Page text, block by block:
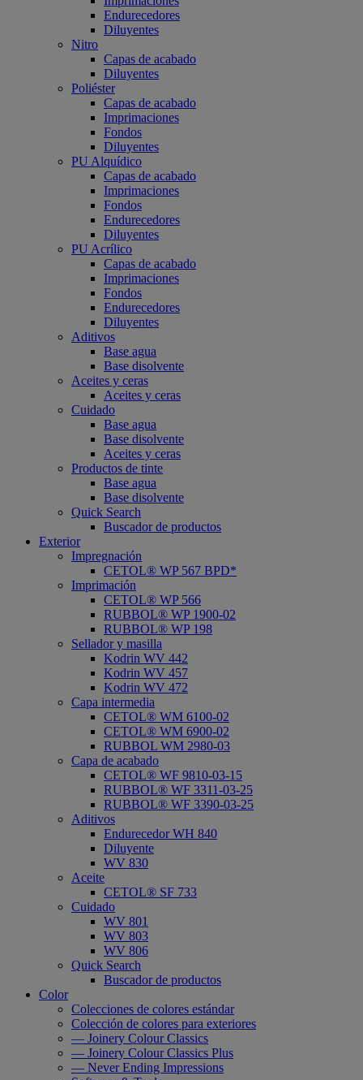
Endurecedores
Diluyentes
Nitro
Capas de acabado
Diluyentes
Poliéster
Capas de acabado
Imprimaciones
Fondos
Diluyentes
PU Alquídico
Capas de acabado
Imprimaciones
Fondos
Endurecedores
Diluyentes
PU Acrílico
Capas de acabado
Imprimaciones
Fondos
Endurecedores
Diluyentes
Aditivos
Base agua
Base disolvente
Aceites y ceras
Aceites y ceras
Cuidado
Base agua
Base disolvente
Aceites y ceras
Productos de tinte
Base agua
Base disolvente
Quick Search
Buscador de productos
Exterior
Impregnación
CETOL® WP 567 BPD*
Imprimación
CETOL® WP 566
RUBBOL® WP 1900-02
RUBBOL® WP 198
Sellador y masilla
Kodrin WV 442
Kodrin WV 457
Kodrin WV 472
Capa intermedia
CETOL® WM 6100-02
CETOL® WM 6900-02
RUBBOL WM 2980-03
Capa de acabado
CETOL® WF 9810-03-15
RUBBOL® WF 3311-03-25
RUBBOL® WF 3390-03-25
Aditivos
Endurecedor WH 840
Diluyente
WV 830
Aceite
CETOL® SF 733
Cuidado
WV 801
WV 803
WV 806
Quick Search
Buscador de productos
Color
Colecciones de colores estándar
Colección de colores para exteriores
— Joinery Colour Classics
— Joinery Colour Classics Plus
— Never Ending Impressions